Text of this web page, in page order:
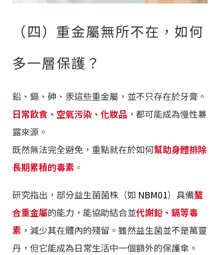
（四）重金屬無所不在，如何
多一層保護？
鉛、鎘、砷、汞這些重金屬，並不只存在於牙膏。
日常飲食、空氣污染、化妝品 ，都可能成為慢性暴
露來源。
既然無法完全避免，重點就在於如何幫助身體排除
長期累積的毒素 。
研究指出，部分益生菌菌株（如 NBM01）具備螯
合重金屬的能力，能協助結合並代謝鉛、鎘等毒
素 ，減少其在體內的殘留。雖然益生菌並不是萬靈
丹，但它能成為日常生活中一個額外的保護傘。